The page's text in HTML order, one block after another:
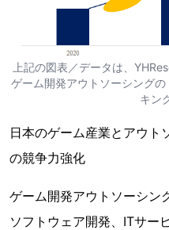
上記の図表／データは、
ゲーム開発アウトソーシング
キン
日本のゲーム産業とアウト
の競争力強化
ゲーム開発アウトソーシン
ソフトウェア開発、ITサー